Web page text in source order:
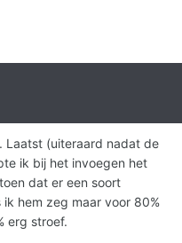
Laatst (uiteraard nadat de
ik bij het invoegen het
dat er een soort
hem zeg maar voor 80%
erg stroef.